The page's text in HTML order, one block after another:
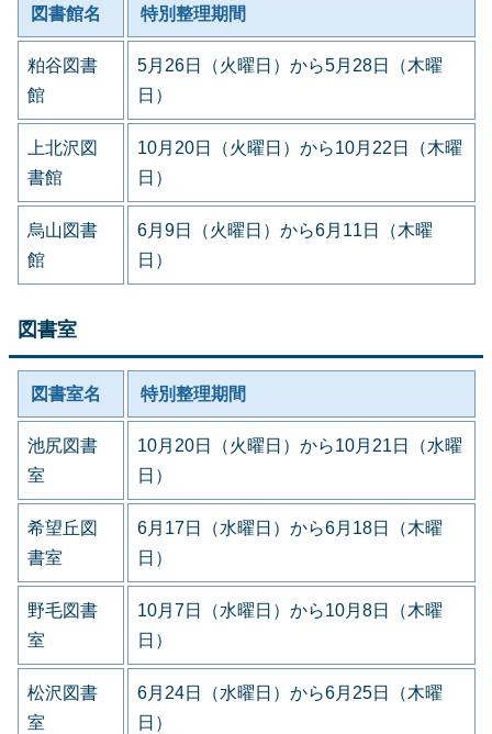
図書館名 特別整理期間
粕谷図書
館
5月26日（火曜日）から5月28日（木曜
日）
上北沢図
書館
10月20日（火曜日）から10月22日（木曜
日）
烏山図書
館
6月9日（火曜日）から6月11日（木曜
日）
図書室
図書室名 特別整理期間
池尻図書
室
10月20日（火曜日）から10月21日（水曜
日）
希望丘図
書室
6月17日（水曜日）から6月18日（木曜
日）
野毛図書
室
10月7日（水曜日）から10月8日（木曜
日）
松沢図書
室
6月24日（水曜日）から6月25日（木曜
日）